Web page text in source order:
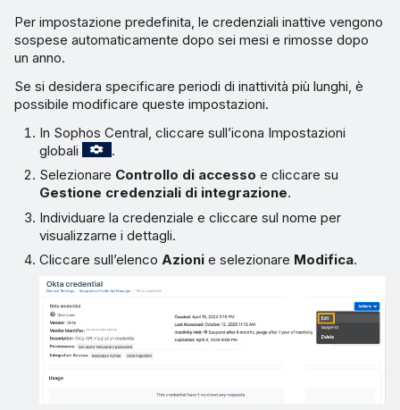
Per impostazione predefinita, le credenziali inattive vengono
sospese automaticamente dopo sei mesi e rimosse dopo
un anno.
Se si desidera specificare periodi di inattività più lunghi, è
possibile modificare queste impostazioni.
In Sophos Central, cliccare sull’icona Impostazioni
globali
.
Selezionare Controllo di accesso e cliccare su
Gestione credenziali di integrazione.
Individuare la credenziale e cliccare sul nome per
visualizzarne i dettagli.
Cliccare sull’elencoAzioni e selezionare Modifica.